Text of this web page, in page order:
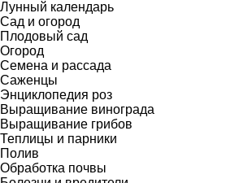
Лунный календарь
Сад и огород
Плодовый сад
Огород
Семена и рассада
Саженцы
Энциклопедия роз
Выращивание винограда
Выращивание грибов
Теплицы и парники
Полив
Обработка почвы